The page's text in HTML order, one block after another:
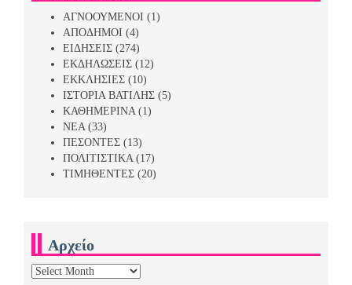
ΑΓΝΟΟΥΜΕΝΟΙ (1)
ΑΠΟΔΗΜΟΙ (4)
ΕΙΔΗΣΕΙΣ (274)
ΕΚΔΗΛΩΣΕΙΣ (12)
ΕΚΚΛΗΣΙΕΣ (10)
ΙΣΤΟΡΙΑ ΒΑΤΙΛΗΣ (5)
ΚΑΘΗΜΕΡΙΝΑ (1)
ΝΕΑ (33)
ΠΕΣΟΝΤΕΣ (13)
ΠΟΛΙΤΙΣΤΙΚΑ (17)
ΤΙΜΗΘΕΝΤΕΣ (20)
Αρχείο
Αρχείο